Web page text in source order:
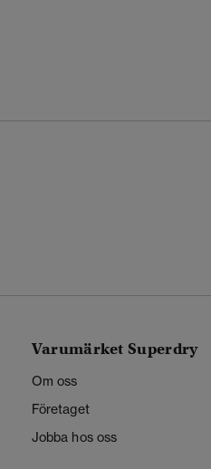
Varumärket Superdry
Om oss
Företaget
Jobba hos oss